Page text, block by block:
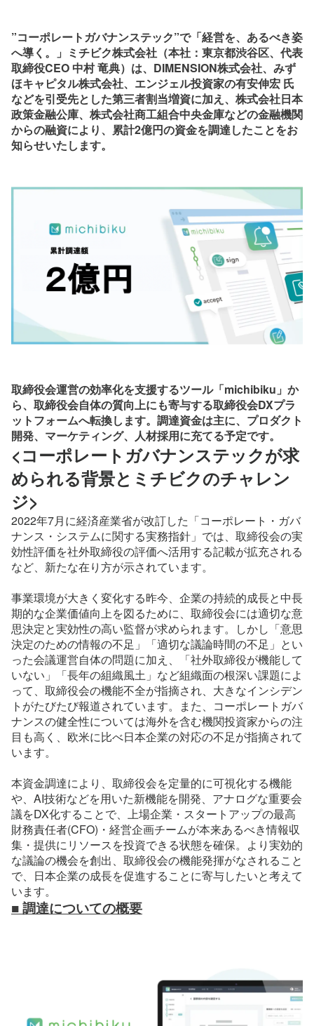
”コーポレートガバナンステック”で「経営を、あるべき姿
へ導く。」ミチビク株式会社（本社：東京都渋谷区、代表
取締役CEO 中村 竜典）は、DIMENSION株式会社、みず
ほキャピタル株式会社、エンジェル投資家の有安伸宏 氏
などを引受先とした第三者割当増資に加え、株式会社日本
政策金融公庫、株式会社商工組合中央金庫などの金融機関
からの融資により、累計2億円の資金を調達したことをお
知らせいたします。
取締役会運営の効率化を支援するツール「michibiku」か
ら、取締役会自体の質向上にも寄与する取締役会DXプラ
ットフォームへ転換します。調達資金は主に、プロダクト
開発、マーケティング、人材採用に充てる予定です。
<コーポレートガバナンステックが求
められる背景とミチビクのチャレン
ジ>
2022年7月に経済産業省が改訂した「コーポレート・ガバ
ナンス・システムに関する実務指針」では、取締役会の実
効性評価を社外取締役の評価へ活用する記載が拡充される
など、新たな在り方が示されています。
事業環境が大きく変化する昨今、企業の持続的成長と中長
期的な企業価値向上を図るために、取締役会には適切な意
思決定と実効性の高い監督が求められます。しかし「意思
決定のための情報の不足」「適切な議論時間の不足」とい
った会議運営自体の問題に加え、「社外取締役が機能して
いない」「長年の組織風土」など組織面の根深い課題によ
って、取締役会の機能不全が指摘され、大きなインシデン
トがたびたび報道されています。また、コーポレートガバ
ナンスの健全性については海外を含む機関投資家からの注
目も高く、欧米に比べ日本企業の対応の不足が指摘されて
います。
本資金調達により、取締役会を定量的に可視化する機能
や、AI技術などを用いた新機能を開発、アナログな重要会
議をDX化することで、上場企業・スタートアップの最高
財務責任者(CFO)・経営企画チームが本来あるべき情報収
集・提供にリソースを投資できる状態を確保。より実効的
な議論の機会を創出、取締役会の機能発揮がなされること
で、日本企業の成長を促進することに寄与したいと考えて
います。
■ 調達についての概要